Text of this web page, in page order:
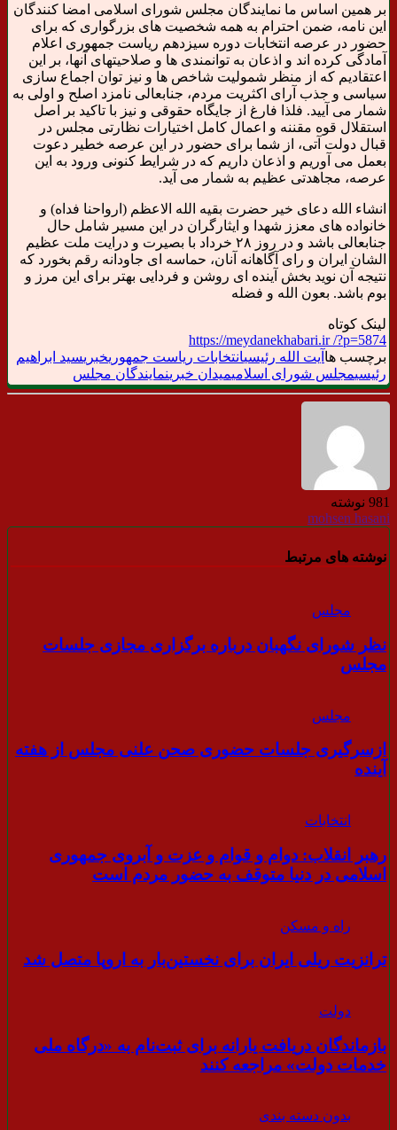
بر همین اساس ما نمایندگان مجلس شورای اسلامی امضا کنندگان
این نامه، ضمن احترام به همه شخصیت های بزرگواری که برای
حضور در عرصه انتخابات دوره سیزدهم ریاست جمهوری اعلام
آمادگی کرده اند و اذعان به توانمندی ها و صلاحیتهای آنها، بر این
اعتقادیم که از منظر شمولیت شاخص ها و نیز توان اجماع سازی
سیاسی و جذب آرای اکثریت مردم، جنابعالی نامزد اصلح و اولی به
شمار می آیید. فلذا فارغ از جایگاه حقوقی و نیز با تاکید بر اصل
استقلال قوه مقننه و اعمال کامل اختیارات نظارتی مجلس در
قبال دولت آتی، از شما برای حضور در این عرصه خطیر دعوت
بعمل می آوریم و اذعان داریم که در شرایط کنونی ورود به این
عرصه، مجاهدتی عظیم به شمار می آید.
انشاء الله دعای خیر حضرت بقیه الله الاعظم (ارواحنا فداه) و
خانواده های معزز شهدا و ایثارگران در این مسیر شامل حال
جنابعالی باشد و در روز ۲۸ خرداد با بصیرت و درایت ملت عظیم
الشان ایران و رای آگاهانه آنان، حماسه ای جاودانه رقم بخورد که
نتیجه آن نوید بخش آینده ای روشن و فردایی بهتر برای این مرز و
بوم باشد. بعون الله و فضله
لینک کوتاه
https://meydanekhabari.ir /?p=5874
برچسب ها آیت الله رئیسیانتخابات ریاست جمهوریخبریسید ابراهیم
رئیسیمجلس شورای اسلامیمیدان خبرینمایندگان مجلس
981 نوشته
mohsen hasani
نوشته های مرتبط
مجلس
نظر شورای نگهبان درباره برگزاری مجازی جلسات
مجلس
مجلس
ازسرگیری جلسات حضوری صحن علنی مجلس از هفته
آینده
انتخابات
رهبر انقلاب:‌ دوام و قوام و عزت و آبروی جمهوری
اسلامی در دنیا متوقف به حضور مردم است
راه و مسکن
ترانزیت ریلی ایران برای نخستین‌بار به اروپا متصل شد
دولت
بازماندگان دریافت یارانه برای ثبت‌نام به «درگاه ملی
خدمات دولت» مراجعه کنند
بدون دسته بندی